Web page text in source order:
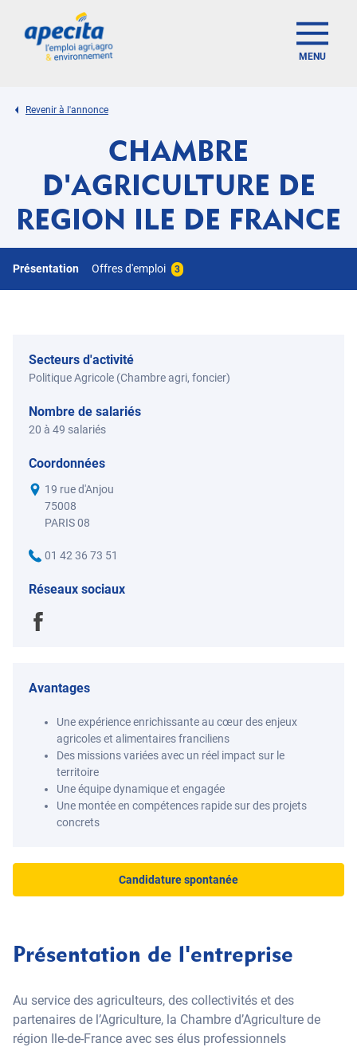
MENU
Revenir à l'annonce
CHAMBRE
D'AGRICULTURE DE
REGION ILE DE FRANCE
Présentation Offres d'emploi 3
Secteurs d'activité
Politique Agricole (Chambre agri, foncier)
Nombre de salariés
20 à 49 salariés
Coordonnées
19 rue d'Anjou
75008
PARIS 08
01 42 36 73 51
Réseaux sociaux
Avantages
Une expérience enrichissante au cœur des enjeux
agricoles et alimentaires franciliens
Des missions variées avec un réel impact sur le
territoire
Une équipe dynamique et engagée
Une montée en compétences rapide sur des projets
concrets
Candidature spontanée
Présentation de l'entreprise
Au service des agriculteurs, des collectivités et des
partenaires de l’Agriculture, la Chambre d’Agriculture de
région Ile-de-France avec ses élus professionnels